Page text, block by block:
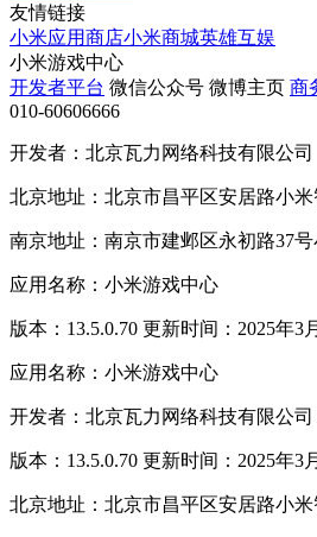
友情链接
小米应用商店小米商城英雄互娱
小米游戏中心
开发者平台 微信公众号 微博主页 商
010-60606666
开发者：北京瓦力网络科技有限公司
北京地址：北京市昌平区安居路小米
南京地址：南京市建邺区永初路37
应用名称：小米游戏中心
版本：13.5.0.70 更新时间：2025年3
应用名称：小米游戏中心
开发者：北京瓦力网络科技有限公司
版本：13.5.0.70 更新时间：2025年3
北京地址：北京市昌平区安居路小米